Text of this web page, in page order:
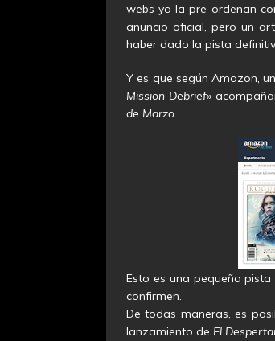
webs ya la pre-ordenan
anuncio oficial, pero un
haber dado la pista
Y es que según Amazon,
Mission Debrief»
de Marzo.
Esto es una pequeña
confirmen.
De todas maneras, es
lanzamiento de El